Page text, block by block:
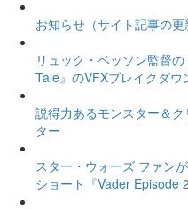
お知らせ（サイト記事の更
リュック・ベッソン監督
Tale』のVFXブレイクダウ
説得力あるモンスター＆
ター
スター・ウォーズ ファン
ショート『Vader Episode